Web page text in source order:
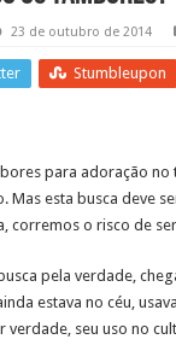
23 de outubro de 2014
Stumbleupon
para adoração
Mas esta busca deve
corremos o risco de
pela verdade,
estava no céu,
verdade, seu uso no